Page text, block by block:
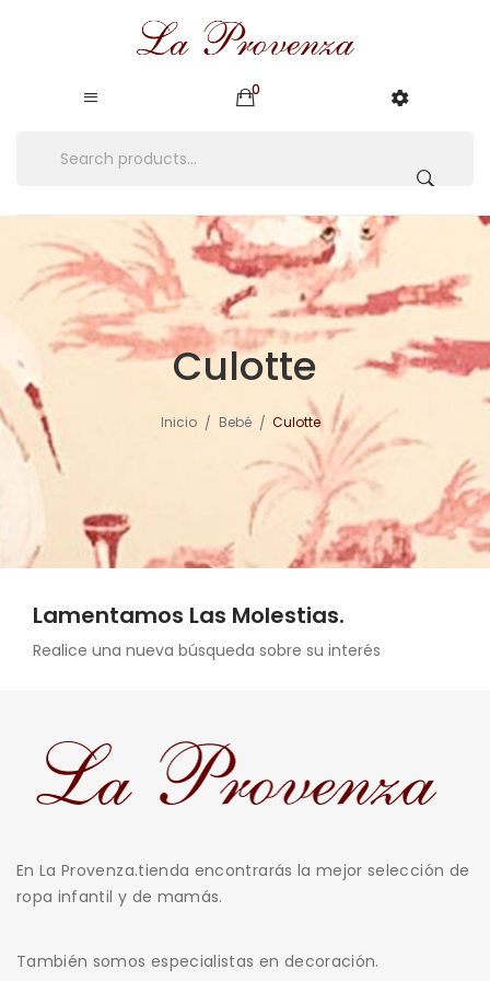
0
Culotte
Inicio Bebé Culotte
Lamentamos Las Molestias.
Realice una nueva búsqueda sobre su interés
En La Provenza.tienda encontrarás la mejor selección de
ropa infantil y de mamás.
También somos especialistas en decoración.